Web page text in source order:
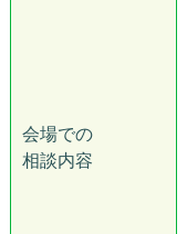
会場での
相談内容